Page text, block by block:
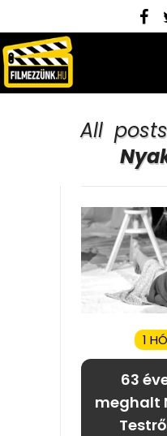
All
1
63
meghalt